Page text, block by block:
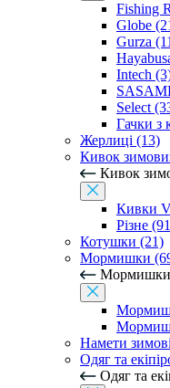
Fishing
Globe
Gurza
Intech
Select
Гачки з
Жерлиці (13)
Кивок
Кивок
Кивки
Різне
Котушки (21)
Мормишки
Мормишки
Намети
Одяг та
Одяг та